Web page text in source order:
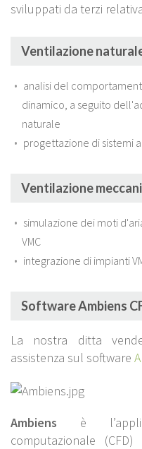
sviluppati da terzi
Ventilazione
analisi del
dinamico, a seguito
naturale
progettazione di sistemi
Ventilazione
simulazione dei moti
VMC
integrazione di impianti
Software Ambiens
La nostra ditta
assistenza sul software
Ambiens è
computazionale